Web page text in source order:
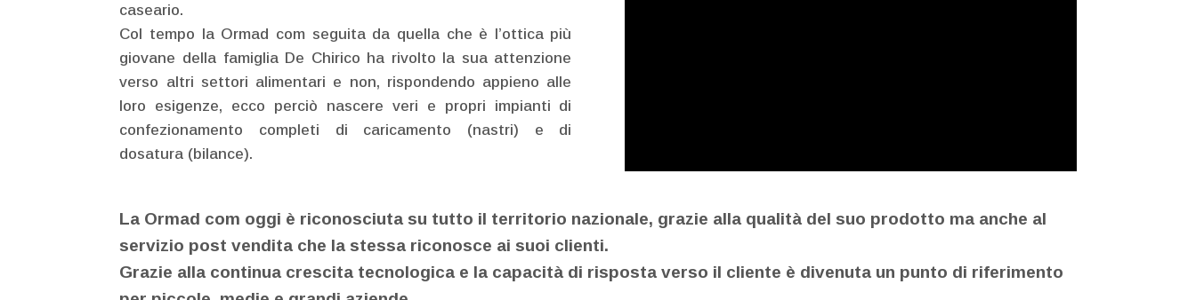
caseario.
Col tempo la Ormad com seguita da quella che è l’ottica più
giovane della famiglia De Chirico ha rivolto la sua attenzione
verso altri settori alimentari e non, rispondendo appieno alle
loro esigenze, ecco perciò nascere veri e propri impianti di
confezionamento completi di caricamento (nastri) e di
dosatura (bilance).
La Ormad com oggi è riconosciuta su tutto il territorio nazionale, grazie alla qualità del suo prodotto ma anche al
servizio post vendita che la stessa riconosce ai suoi clienti.
Grazie alla continua crescita tecnologica e la capacità di risposta verso il cliente è divenuta un punto di riferimento